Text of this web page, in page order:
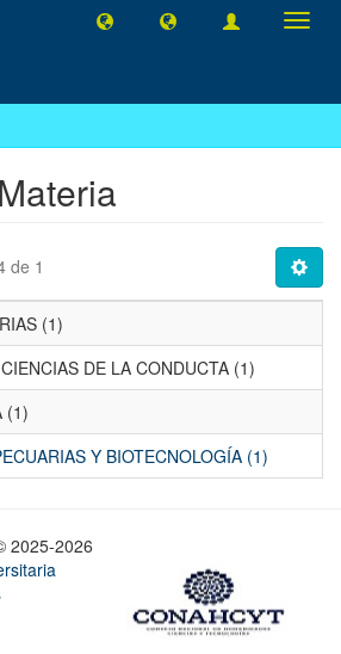
de 1
(1)
DE LA CONDUCTA (1)
(1)
Y BIOTECNOLOGÍA (1)
2025-2026